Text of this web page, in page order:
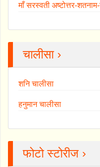
माँ सरस्वती अष्टोत्तर-
चालीसा ›
शनि चालीसा
हनुमान चालीसा
फोटो स्टोरीज ›